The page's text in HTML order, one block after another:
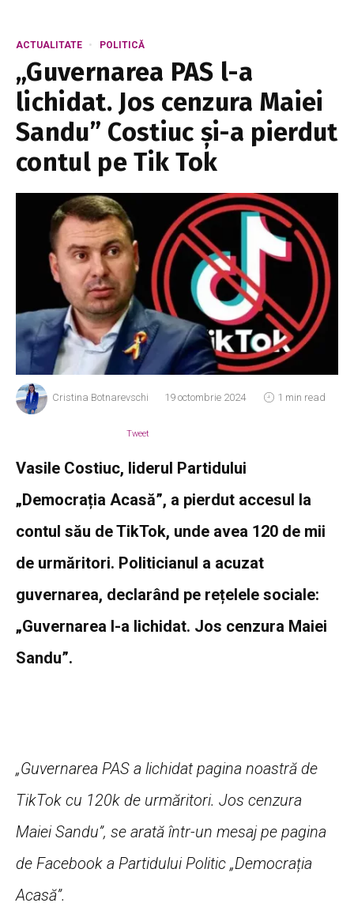
ACTUALITATE POLITICĂ
„Guvernarea PAS l-a
lichidat. Jos cenzura Maiei
Sandu” Costiuc și-a pierdut
contul pe Tik Tok
Cristina Botnarevschi 19 octombrie 2024 1 min read
Tweet
Vasile Costiuc, liderul Partidului
„Democrația Acasă”, a pierdut accesul la
contul său de TikTok, unde avea 120 de mii
de urmăritori. Politicianul a acuzat
guvernarea, declarând pe rețelele sociale:
„Guvernarea l-a lichidat. Jos cenzura Maiei
Sandu”.
„Guvernarea PAS a lichidat pagina noastră de
TikTok cu 120k de urmăritori. Jos cenzura
Maiei Sandu”, se arată într-un mesaj pe pagina
de Facebook a Partidului Politic „Democrația
Acasă”.